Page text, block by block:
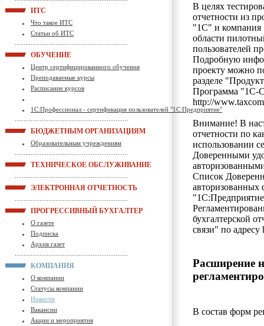
ИТС
Что такое ИТС
Статьи об ИТС
ОБУЧЕНИЕ
Центр сертифицированного обучения
Преподаваемые курсы
Расписание курсов
1С:Профессионал - сертификация пользователей "1С:Предприятие"
БЮДЖЕТНЫМ ОРГАНИЗАЦИЯМ
Образовательным учреждениям
ТЕХНИЧЕСКОЕ ОБСЛУЖИВАНИЕ
ЭЛЕКТРОННАЯ ОТЧЕТНОСТЬ
ПРОГРЕССИВНЫЙ БУХГАЛТЕР
О газете
Подписка
Архив газет
КОМПАНИЯ
О компании
Статусы компании
Новости
Вакансии
Акции и мероприятия
В целях
отчетности из
"1С" и компания
области
пользователей
Подробную
проекту можно
разделе
Программа "1С-
http://
Внимание! В
отчетности по
использовании
Доверенными
Список
бухгалтерской
связи" по
Расширение
В состав форм